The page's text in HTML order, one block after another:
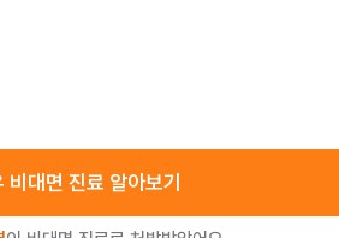
비대면 진료 알아보기